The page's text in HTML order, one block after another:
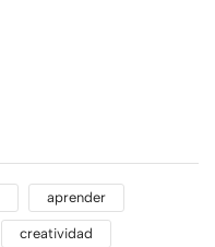
aprender
creatividad